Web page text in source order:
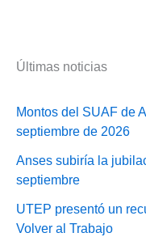
Últimas noticias
Montos del SUAF de
septiembre de 2026
Anses subiría la
septiembre
UTEP presentó un
Volver al Trabajo